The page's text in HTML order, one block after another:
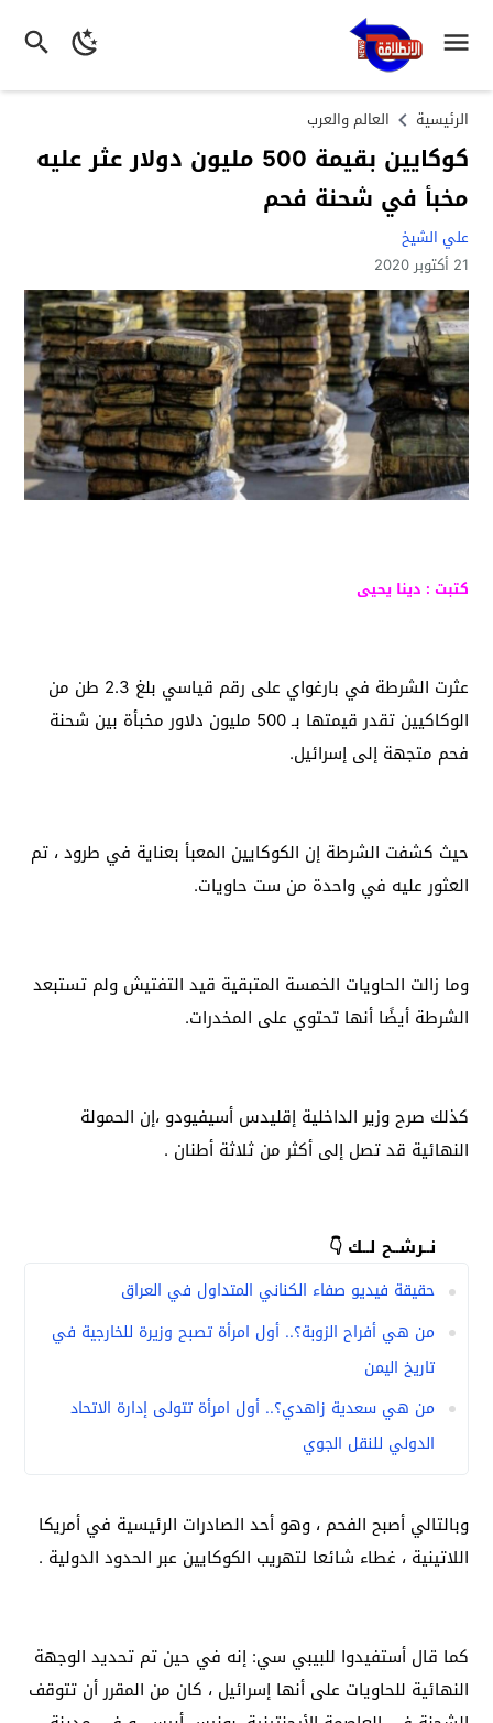
الرئيسية العالم والعرب
كوكايين بقيمة 500 مليون دولار عثر عليه
مخبأ في شحنة فحم
علي الشيخ
21 أكتوبر 2020
كتبت : دينا يحيى
عثرت الشرطة في بارغواي على رقم قياسي بلغ 2.3 طن من
الوكاكيين تقدر قيمتها بـ 500 مليون دلاور مخبأة بين شحنة
فحم متجهة إلى إسرائيل.
حيث كشفت الشرطة إن الكوكايين المعبأ بعناية في طرود ، تم
العثور عليه في واحدة من ست حاويات.
وما زالت الحاويات الخمسة المتبقية قيد التفتيش ولم تستبعد
الشرطة أيضًا أنها تحتوي على المخدرات.
كذلك صرح وزير الداخلية إقليدس أسيفيودو ،إن الحمولة
النهائية قد تصل إلى أكثر من ثلاثة أطنان .
نــرشــح لــك 👇
حقيقة فيديو صفاء الكناني المتداول في العراق
من هي أفراح الزوبة؟.. أول امرأة تصبح وزيرة للخارجية في
تاريخ اليمن
من هي سعدية زاهدي؟.. أول امرأة تتولى إدارة الاتحاد
الدولي للنقل الجوي
وبالتالي أصبح الفحم ، وهو أحد الصادرات الرئيسية في أمريكا
اللاتينية ، غطاء شائعا لتهريب الكوكايين عبر الحدود الدولية .
كما قال أستفيدوا للبيبي سي: إنه في حين تم تحديد الوجهة
النهائية للحاويات على أنها إسرائيل ، كان من المقرر أن تتوقف